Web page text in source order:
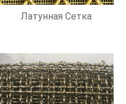
Латунная Сетка